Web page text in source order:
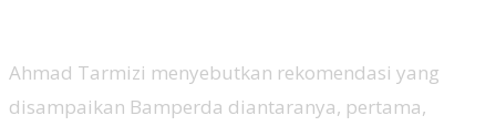
Ahmad Tarmizi menyebutkan rekomendasi yang
disampaikan Bamperda diantaranya, pertama,